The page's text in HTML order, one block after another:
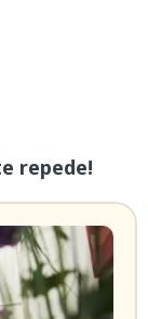
repede!